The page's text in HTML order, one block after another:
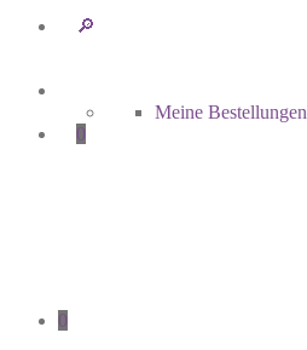
🔎︎
Meine Bestellungen
0
0